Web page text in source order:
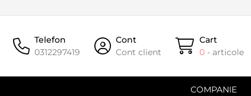
Telefon
0312297419
Cont
Cont client
Cart
0 - articole
COMPANIE